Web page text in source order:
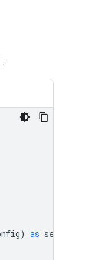
) as session